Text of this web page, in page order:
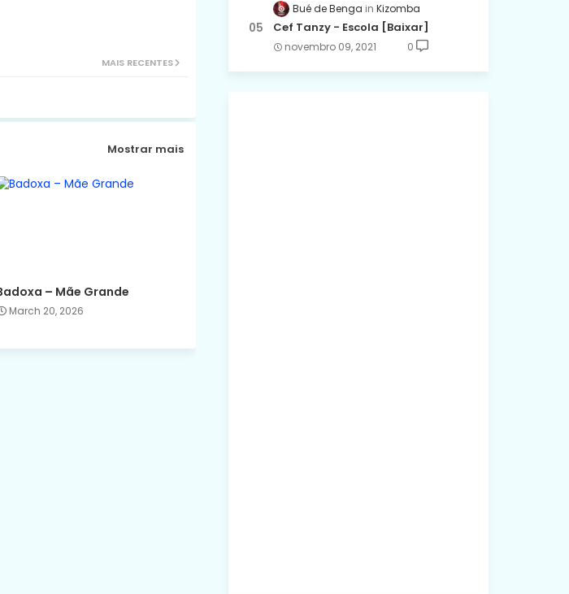
MAIS RECENTES
Mostrar mais
– Mãe Grande
March 20, 2026
Bué de Benga Kizomba
Cef Tanzy - Escola [Baixar]
novembro 09, 2021 0